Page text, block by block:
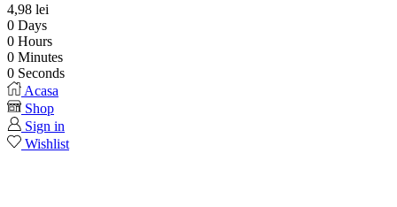
4,98 lei
0 Days
0 Hours
0 Minutes
0 Seconds
Acasa
Shop
Sign in
Wishlist